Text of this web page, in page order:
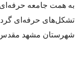
به همت جامعه
تشکل‌های حرفه‌ای
شهرستان مشهد